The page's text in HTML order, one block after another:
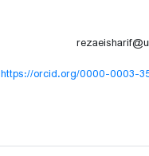
https://orcid.org/0000-0003-